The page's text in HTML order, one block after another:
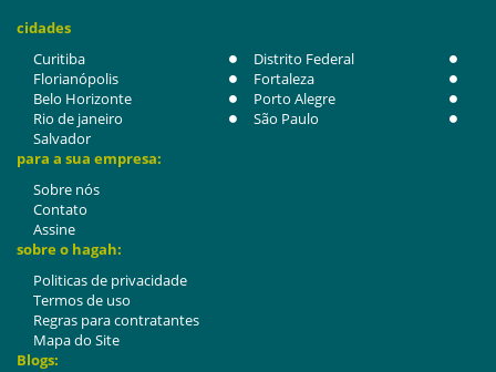
cidades
Curitiba
Distrito Federal
Florianópolis
Fortaleza
Belo Horizonte
Porto Alegre
Rio de janeiro
São Paulo
Salvador
para a sua empresa:
Sobre nós
Contato
Assine
sobre o hagah:
Politicas de privacidade
Termos de uso
Regras para contratantes
Mapa do Site
Blogs: